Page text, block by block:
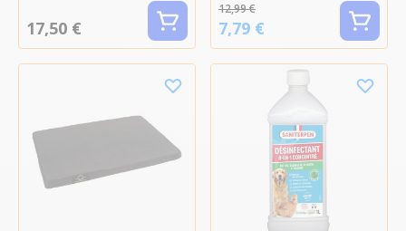
17,50 €
12,99 €
7,79 €